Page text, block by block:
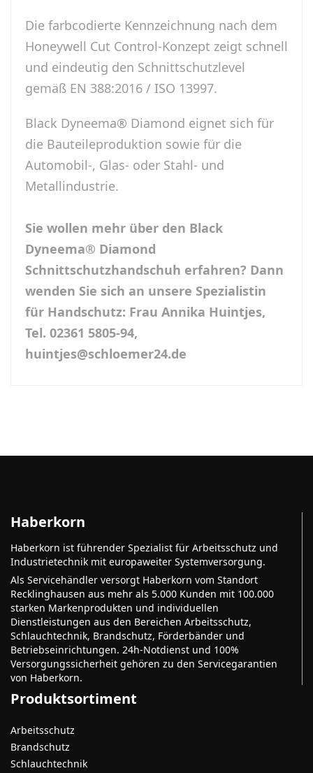
Die farbcodierte Kennzeichnung nach dem
Honeywell Cut Control-Konzept zeigt schnell
und eindeutig den Schnittschutzlevel
gemäß EN 388:2016 / ISO 13997.
Black Dyneema® Diamond eignet sich für
die Bauteileproduktion sowie für die
Automobil-, Glas- oder Stahl- und
Metallindustrie.
Sie wollen mehr über den Black
Dyneema® Diamond
Schnittschutzhandschuh erfahren? Dann
wenden Sie sich an unsere Spezialistin
für Handschutz: Frau Annika Huintjes,
Tel. 02361 5805-94,
huintjes@schloemer24.de
Haberkorn
Haberkorn ist führender Spezialist für Arbeitsschutz und
Industrietechnik mit europaweiter Systemversorgung.
Als Servicehändler versorgt Haberkorn vom Standort
Recklinghausen aus mehr als 5.000 Kunden mit 100.000
starken Markenprodukten und individuellen
Dienstleistungen aus den Bereichen Arbeitsschutz,
Schlauchtechnik, Brandschutz, Förderbänder und
Betriebseinrichtungen. 24h-Notdienst und 100%
Versorgungssicherheit gehören zu den Servicegarantien
von Haberkorn.
Produktsortiment
Arbeitsschutz
Brandschutz
Schlauchtechnik